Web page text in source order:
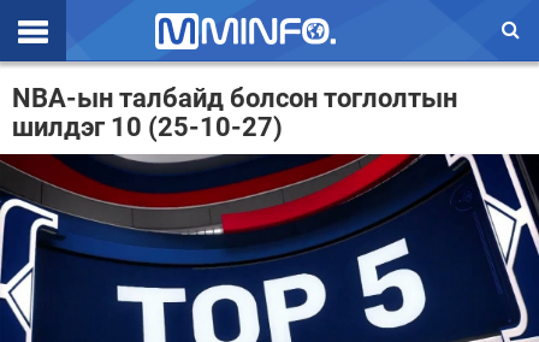
Эхлэл
Цаг агаар
Валют ханш
Улс төр
Эдийн засаг
Үзэл бодол
NBA-ын талбайд болсон тоглолтын
шилдэг 10 (25-10-27)